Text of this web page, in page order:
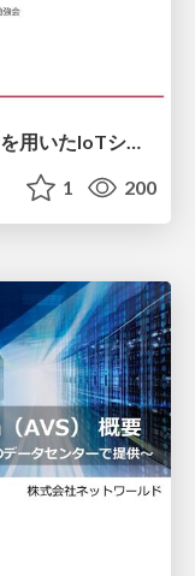
Azure Arc x IoT Connect Gatewayを⽤いたIoTシステム
1 200